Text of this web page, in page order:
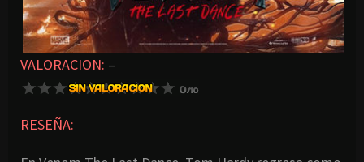
VALORACION: –
RESEÑA: